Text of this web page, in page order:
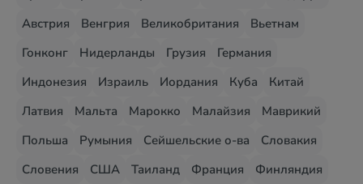
Австрия
Венгрия Великобритания
Вьетнам
Гонконг
Нидерланды Грузия
Германия
Индонезия
Израиль Иордания Куба
Китай
Латвия
Мальта Марокко Малайзия
Маврикий
Польша
Румыния Сейшельские о-ва
Словакия
Словения
США Таиланд Франция
Финляндия